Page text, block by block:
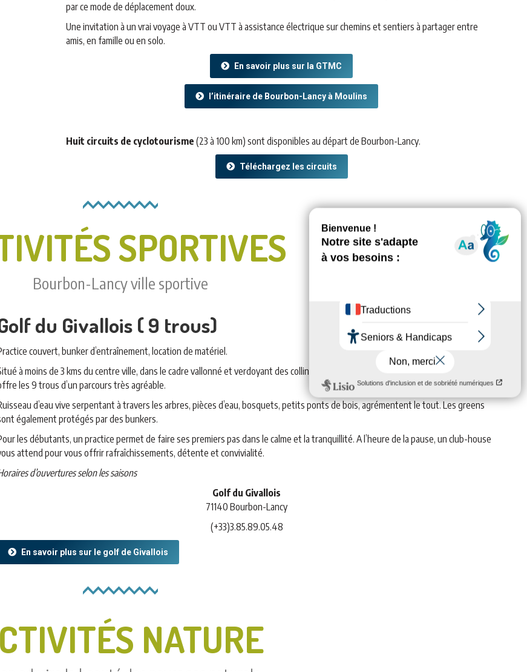
par ce mode de déplacement doux.
Une invitation à un vrai voyage à VTT ou VTT à assistance électrique sur chemins et sentiers à partager entre
amis, en famille ou en solo.
En savoir plus sur la GTMC
l’itinéraire de Bourbon-Lancy à Moulins
Huit circuits de cyclotourisme (23 à 100 km) sont disponibles au départ de Bourbon-Lancy.
Téléchargez les circuits
SPORTIVES
Bourbon-Lancy ville sportive
du Givallois ( 9 trous)
couvert, bunker d’entraînement, location de matériel.
à moins de 3 kms du centre ville, dans le cadre vallonné et verdoyant des collines du Charolais, le golf de Bourbon-Lancy vous
les 9 trous d’un parcours très agréable.
d’eau vive serpentant à travers les arbres, pièces d’eau, bosquets, petits ponts de bois, agrémentent le tout. Les greens
également protégés par des bunkers.
les débutants, un practice permet de faire ses premiers pas dans le calme et la tranquillité. A l’heure de la pause, un club-house
attend pour vous offrir rafraîchissements, détente et convivialité.
d’ouvertures selon les saisons
Golf du Givallois
71140 Bourbon-Lancy
(+33)3.85.89.05.48
En savoir plus sur le golf de Givallois
NATURE